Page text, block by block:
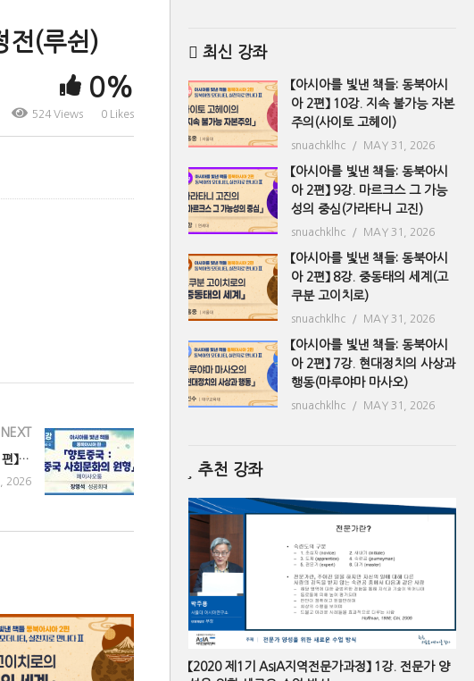
전(루쉰)
0%
524 Views 0 Likes
NEXT
【아시아를 빛낸 책들: 동북아시아 편】 2강. 향토중국 : 중국 사회문화의 원형(페이샤오퉁)
2026
최신 강좌
【아시아를 빛낸 책들: 동북아시
아 2편】 10강. 지속 불가능 자본
주의(사이토 고헤이)
snuachklhc MAY 31, 2026
【아시아를 빛낸 책들: 동북아시
아 2편】 9강. 마르크스 그 가능
성의 중심(가라타니 고진)
snuachklhc MAY 31, 2026
【아시아를 빛낸 책들: 동북아시
아 2편】 8강. 중동태의 세계(고
쿠분 고이치로)
snuachklhc MAY 31, 2026
【아시아를 빛낸 책들: 동북아시
아 2편】 7강. 현대정치의 사상과
행동(마루야마 마사오)
snuachklhc MAY 31, 2026
추천 강좌
【2020 제1기 AsIA지역전문가과정】 1강. 전문가 양